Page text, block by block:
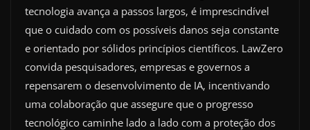
tecnologia avança a passos largos, é imprescindível
que o cuidado com os possíveis danos seja constante
e orientado por sólidos princípios científicos. LawZero
convida pesquisadores, empresas e governos a
repensarem o desenvolvimento de IA, incentivando
uma colaboração que assegure que o progresso
tecnológico caminhe lado a lado com a proteção dos